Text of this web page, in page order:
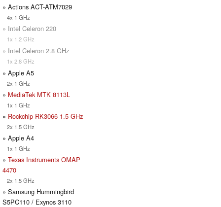
» Actions ACT-ATM7029
4x 1 GHz
» Intel Celeron 220
1x 1.2 GHz
» Intel Celeron 2.8 GHz
1x 2.8 GHz
» Apple A5
2x 1 GHz
» MediaTek MTK 8113L
1x 1 GHz
» Rockchip RK3066 1.5 GHz
2x 1.5 GHz
» Apple A4
1x 1 GHz
» Texas Instruments OMAP
4470
2x 1.5 GHz
» Samsung Hummingbird
S5PC110 / Exynos 3110